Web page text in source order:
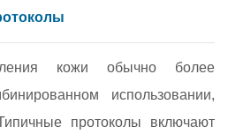
кожи обычно более
использовании,
протоколы включают